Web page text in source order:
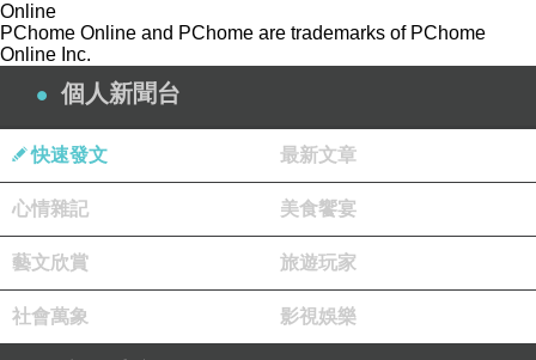
Online
PChome Online and PChome are trademarks of PChome
Online Inc.
個人新聞台
快速發文 最新文章
心情雜記 美食饗宴
藝文欣賞 旅遊玩家
社會萬象 影視娛樂